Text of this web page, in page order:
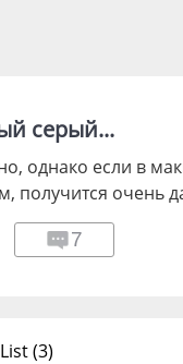
серый...
однако если в
получится очень
7
(3)